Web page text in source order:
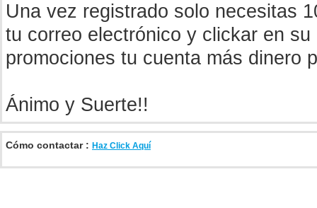
Una vez registrado solo necesitas
tu correo electrónico y clickar en su
promociones tu cuenta más dinero
Ánimo y Suerte!!
Cómo contactar : Haz Click Aquí